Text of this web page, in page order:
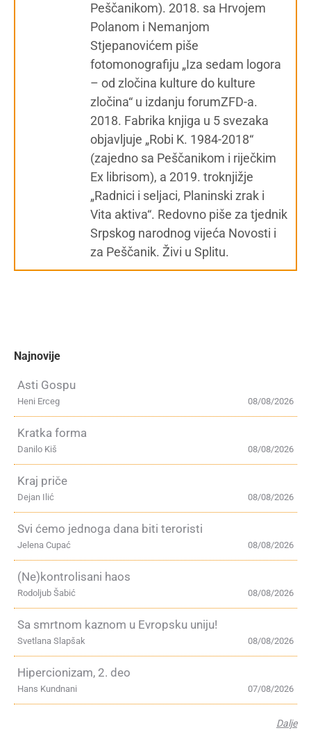
Peščanikom). 2018. sa Hrvojem
Polanom i Nemanjom
Stjepanovićem piše
fotomonografiju „Iza sedam logora
– od zločina kulture do kulture
zločina“ u izdanju forumZFD-a.
2018. Fabrika knjiga u 5 svezaka
objavljuje „Robi K. 1984-2018“
(zajedno sa Peščanikom i riječkim
Ex librisom), a 2019. troknjižje
„Radnici i seljaci, Planinski zrak i
Vita aktiva“. Redovno piše za tjednik
Srpskog narodnog vijeća Novosti i
za Peščanik. Živi u Splitu.
Najnovije
Asti Gospu
08/08/2026
Heni Erceg
Kratka forma
08/08/2026
Danilo Kiš
Kraj priče
08/08/2026
Dejan Ilić
Svi ćemo jednoga dana biti teroristi
08/08/2026
Jelena Cupać
(Ne)kontrolisani haos
08/08/2026
Rodoljub Šabić
Sa smrtnom kaznom u Evropsku uniju!
08/08/2026
Svetlana Slapšak
Hipercionizam, 2. deo
07/08/2026
Hans Kundnani
Dalje